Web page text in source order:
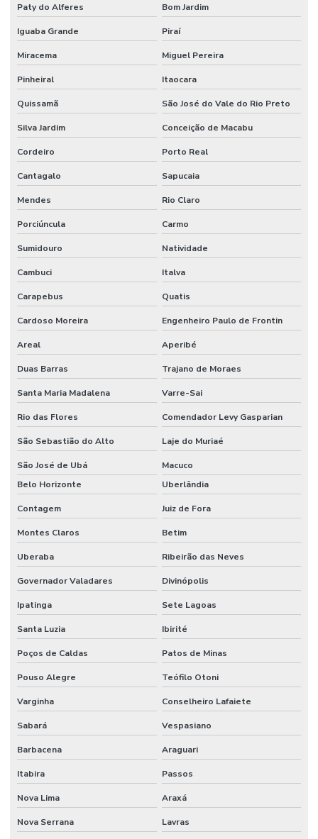
Projeto de terraplenagem
Projeto de tubulação industrial
Projetos de prevenção de incêndio
Reuso de água industrial
Sdai sistema de detecção e alarme de incêndio
Serviço de instalação hidráulica industrial
Sistema de alarme e detecção de incêndio
Sistema de alarme contra incêndio
Sistema de alarme de incêndio convencional
Sistema de alarme de incêndio endereçável
Sistema de alarme de incêndio sem fio
Sistema de alarme de incêndio industrial
Sistema de alarme de incêndio wifi
Sistema de alarme de incêndio wireless
Sistema automático de detecção e supressão de incêndio
Sistema de chuveiros automáticos sprinklers
Sistema de combate à incêndio
Sistema de combate a incêndio por agentes gasosos
Sistema de combate a incêndio automático
Sistema de combate a incêndio em coifas
Sistema de combate a incêndio em cozinha industrial
Sistema de combate a incêndio por espuma
Sistema de combate a incêndio sprinkler
Sistema de detecção e alarme
Sistema de detecção e alarme de incêndio sem fio
Sistema de detecção e alarme de incêndio wireless
Sistema detecção de incêndio
Paty do Alferes Bom Jardim
Iguaba Grande Piraí
Miracema Miguel Pereira
Pinheiral Itaocara
Quissamã São José do Vale do Rio Preto
Silva Jardim Conceição de Macabu
Cordeiro Porto Real
Cantagalo Sapucaia
Mendes Rio Claro
Porciúncula Carmo
Sumidouro Natividade
Cambuci Italva
Carapebus Quatis
Cardoso Moreira Engenheiro Paulo de Frontin
Areal Aperibé
Duas Barras Trajano de Moraes
Santa Maria Madalena Varre-Sai
Rio das Flores Comendador Levy Gasparian
São Sebastião do Alto Laje do Muriaé
São José de Ubá
Macuco
Belo Horizonte
Uberlândia
Contagem Juiz de Fora
Montes Claros Betim
Uberaba Ribeirão das Neves
Governador Valadares Divinópolis
Ipatinga Sete Lagoas
Santa Luzia Ibirité
Poços de Caldas Patos de Minas
Pouso Alegre Teófilo Otoni
Varginha Conselheiro Lafaiete
Sabará Vespasiano
Barbacena Araguari
Itabira Passos
Nova Lima Araxá
Nova Serrana Lavras